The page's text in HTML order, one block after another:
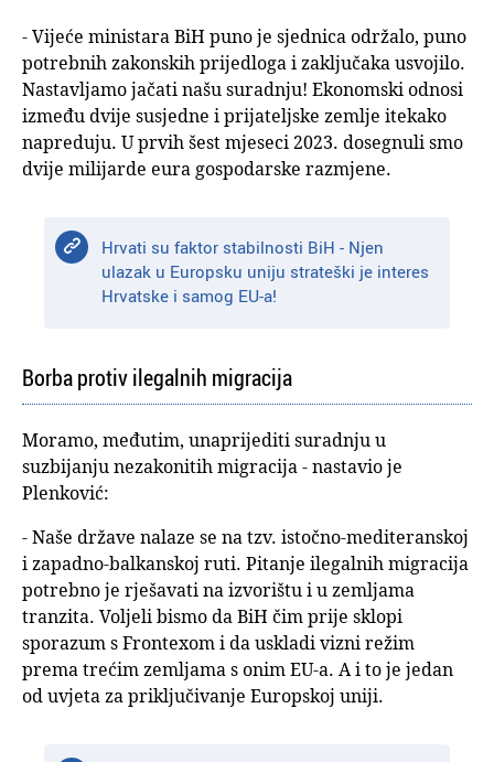
- Vijeće ministara BiH puno je sjednica održalo, puno
potrebnih zakonskih prijedloga i zaključaka usvojilo.
Nastavljamo jačati našu suradnju! Ekonomski odnosi
između dvije susjedne i prijateljske zemlje itekako
napreduju. U prvih šest mjeseci 2023. dosegnuli smo
dvije milijarde eura gospodarske razmjene.
Hrvati su faktor stabilnosti BiH - Njen
ulazak u Europsku uniju strateški je interes
Hrvatske i samog EU-a!
Borba protiv ilegalnih migracija
Moramo, međutim, unaprijediti suradnju u
suzbijanju nezakonitih migracija - nastavio je
Plenković:
- Naše države nalaze se na tzv. istočno-mediteranskoj
i zapadno-balkanskoj ruti. Pitanje ilegalnih migracija
potrebno je rješavati na izvorištu i u zemljama
tranzita. Voljeli bismo da BiH čim prije sklopi
sporazum s Frontexom i da uskladi vizni režim
prema trećim zemljama s onim EU-a. A i to je jedan
od uvjeta za priključivanje Europskoj uniji.